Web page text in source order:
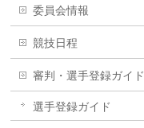
委員会情報
競技日程
審判・選手登録ガイド
選手登録ガイド